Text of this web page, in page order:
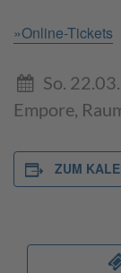
»Online-Tickets
So.
Empore,
ZUM